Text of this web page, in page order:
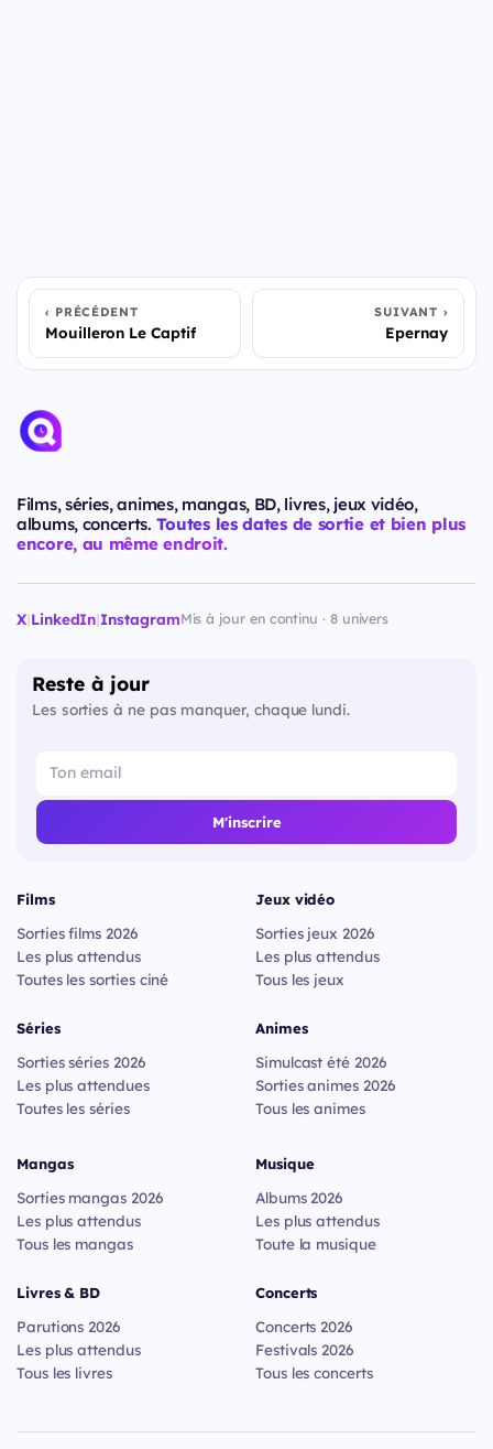
PRÉCÉDENT
Mouilleron Le Captif
SUIVANT
Epernay
Films, séries, animes, mangas, BD, livres, jeux vidéo,
albums, concerts. Toutes les dates de sortie et bien plus
encore, au même endroit.
X|LinkedIn|InstagramMis à jour en continu · 8 univers
Reste à jour
Les sorties à ne pas manquer, chaque lundi.
M'inscrire
Films
Sorties films 2026
Les plus attendus
Toutes les sorties ciné
Séries
Sorties séries 2026
Les plus attendues
Toutes les séries
Jeux vidéo
Sorties jeux 2026
Les plus attendus
Tous les jeux
Animes
Simulcast été 2026
Sorties animes 2026
Tous les animes
Mangas
Sorties mangas 2026
Les plus attendus
Tous les mangas
Livres & BD
Parutions 2026
Les plus attendus
Tous les livres
Musique
Albums 2026
Les plus attendus
Toute la musique
Concerts
Concerts 2026
Festivals 2026
Tous les concerts